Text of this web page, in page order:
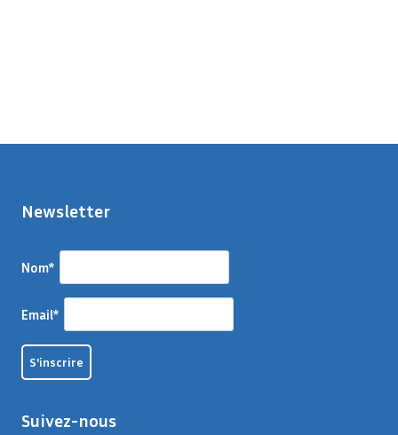
Newsletter
Nom*
Email*
Suivez-nous